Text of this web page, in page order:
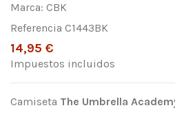
Marca: CBK
Referencia C1443BK
14,95 €
Impuestos incluidos
Camiseta The Umbrella